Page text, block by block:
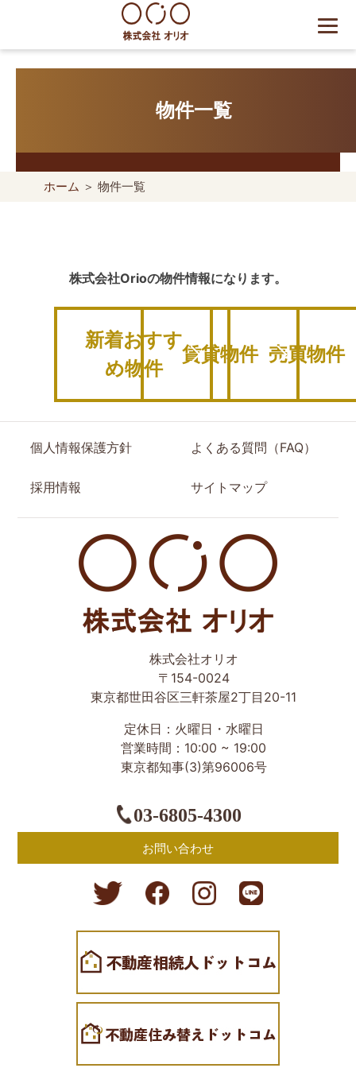
content
世田谷区の相続・空き家・借
却・買取は株式会社Orio
物件一覧
ホーム ＞ 物件一覧
株式会社Orioの物件情報になります。
新着おすす
め物件
賃貸物件 売買物件
個人情報保護方針
採用情報
よくある質問（FAQ）
サイトマップ
却・買取は株式会社Orio
株式会社オリオ
〒154-0024
東京都世田谷区三軒茶屋2丁目20-11
定休日：火曜日・水曜日
営業時間：10:00 ~ 19:00
東京都知事(3)第96006号
03-6805-4300
お問い合わせ